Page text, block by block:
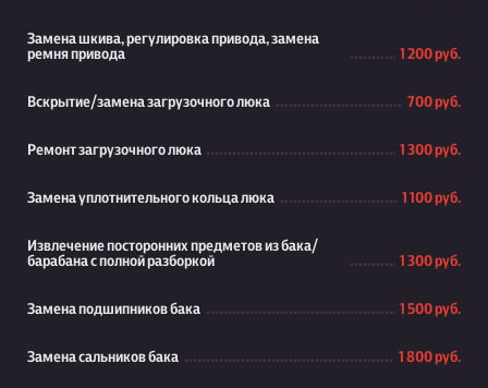
Замена шкива, регулировка привода, замена
ремня привода
1 200 руб.
Вскрытие/замена загрузочного люка 700 руб.
Ремонт загрузочного люка 1 300 руб.
Замена уплотнительного кольца люка 1 100 руб.
Извлечение посторонних предметов из бака/
барабана с полной разборкой
1 300 руб.
Замена подшипников бака 1 500 руб.
Замена сальников бака 1 800 руб.